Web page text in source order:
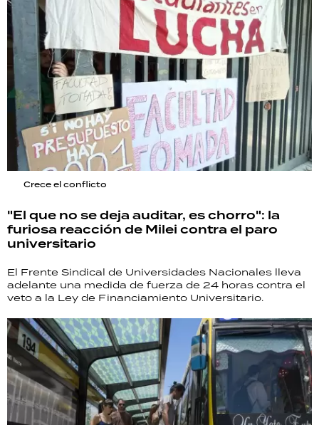
Crece el conflicto
"El que no se deja auditar, es chorro": la
furiosa reacción de Milei contra el paro
universitario
El Frente Sindical de Universidades Nacionales lleva
adelante una medida de fuerza de 24 horas contra el
veto a la Ley de Financiamiento Universitario.